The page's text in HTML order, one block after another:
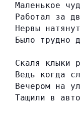
Маленькое
Работал за
Нервы
Было трудно
Скаля клыки
Ведь когда
Вечером на
Тащили в